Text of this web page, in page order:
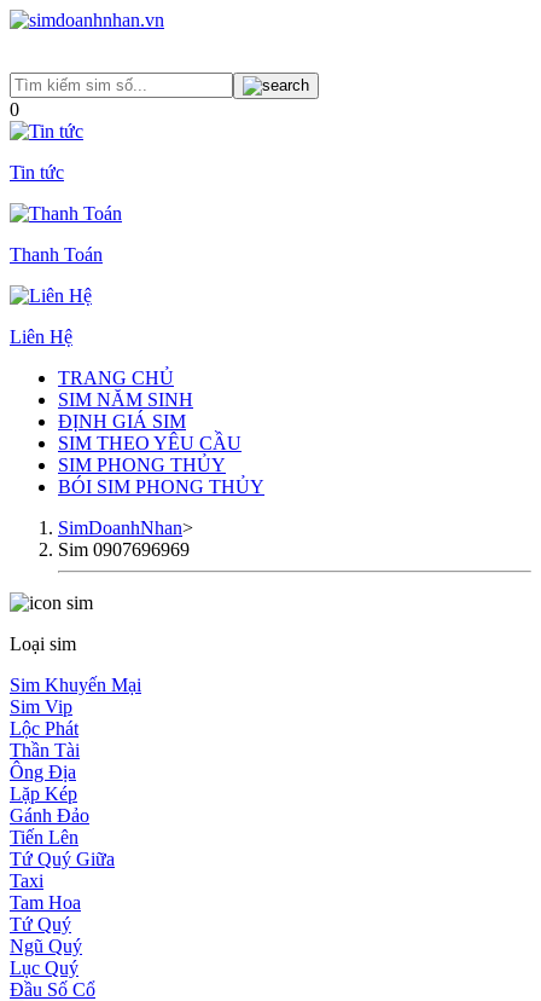
0
Tin tức
Thanh Toán
Liên Hệ
TRANG CHỦ
SIM NĂM SINH
ĐỊNH GIÁ SIM
SIM THEO YÊU CẦU
SIM PHONG THỦY
BÓI SIM PHONG THỦY
SimDoanhNhan>
Sim 0907696969
Loại sim
Sim Khuyến Mại
Sim Vip
Lộc Phát
Thần Tài
Ông Địa
Lặp Kép
Gánh Đảo
Tiến Lên
Tứ Quý Giữa
Taxi
Tam Hoa
Tứ Quý
Ngũ Quý
Lục Quý
Đầu Số Cổ